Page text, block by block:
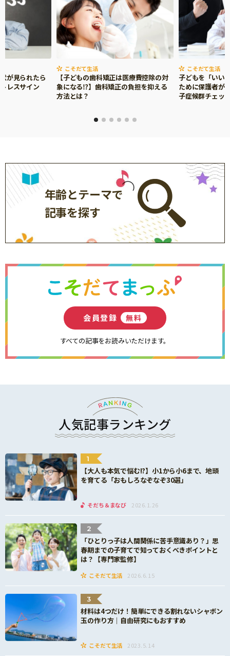
が見られたら
レスサイン
こそだて生活
【子どもの歯科矯正は医療費控除の対
象になる⁉】歯科矯正の負担を抑える
方法とは？
こそだて生活
子どもを「いい
ために保護者が
子症候群チェッ
年齢とテーマで
記事を探す
会員登録 無料
すべての記事をお読みいただけます。
人気記事ランキング
1
【大人も本気で悩む!?】小1から小6まで、地頭
を育てる「おもしろなぞなぞ30選」
そだち＆まなび 2026.1.26
2
「ひとりっ子は人間関係に苦手意識あり？」思
春期までの子育てで知っておくべきポイントと
は？【専門家監修】
こそだて生活 2026.6.15
3
材料は4つだけ！簡単にできる割れないシャボン
玉の作り方｜自由研究にもおすすめ
こそだて生活 2023.5.14